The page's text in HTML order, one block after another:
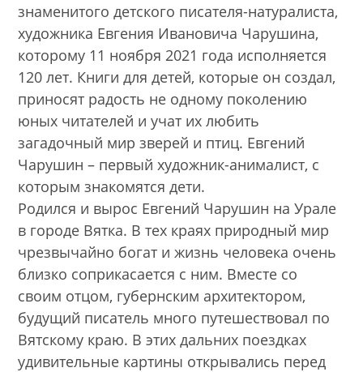
знаменитого детского писателя-натуралиста,
художника Евгения Ивановича Чарушина,
которому 11 ноября 2021 года исполняется
120 лет. Книги для детей, которые он создал,
приносят радость не одному поколению
юных читателей и учат их любить
загадочный мир зверей и птиц. Евгений
Чарушин – первый художник-анималист, с
которым знакомятся дети.
Родился и вырос Евгений Чарушин на Урале
в городе Вятка. В тех краях природный мир
чрезвычайно богат и жизнь человека очень
близко соприкасается с ним. Вместе со
своим отцом, губернским архитектором,
будущий писатель много путешествовал по
Вятскому краю. В этих дальних поездках
удивительные картины открывались перед